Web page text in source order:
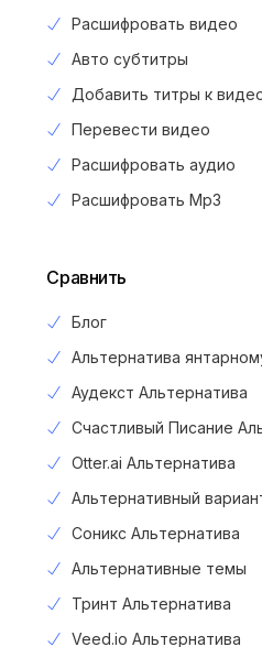
Расшифровать видео
Авто субтитры
Добавить титры к
Перевести видео
Расшифровать аудио
Расшифровать Mp3
Сравнить
Блог
Альтернатива
Аудекст Альтернатива
Счастливый Писание
Otter.ai Альтернатива
Альтернативный
Соникс Альтернатива
Альтернативные темы
Тринт Альтернатива
Veed.io Альтернатива